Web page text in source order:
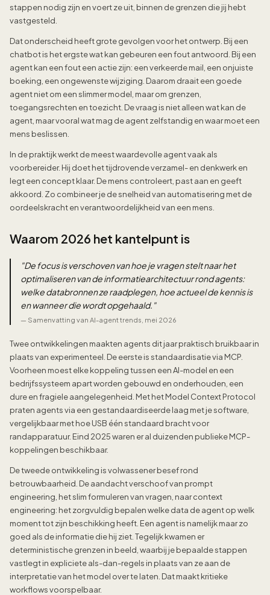
stappen nodig zijn en voert ze uit, binnen de grenzen die jij hebt
vastgesteld.
Dat onderscheid heeft grote gevolgen voor het ontwerp. Bij een
chatbot is het ergste wat kan gebeuren een fout antwoord. Bij een
agent kan een fout een actie zijn: een verkeerde mail, een onjuiste
boeking, een ongewenste wijziging. Daarom draait een goede
agent niet om een slimmer model, maar om grenzen,
toegangsrechten en toezicht. De vraag is niet alleen wat kan de
agent, maar vooral wat mag de agent zelfstandig en waar moet een
mens beslissen.
In de praktijk werkt de meest waardevolle agent vaak als
voorbereider. Hij doet het tijdrovende verzamel- en denkwerk en
legt een concept klaar. De mens controleert, past aan en geeft
akkoord. Zo combineer je de snelheid van automatisering met de
oordeelskracht en verantwoordelijkheid van een mens.
Waarom 2026 het kantelpunt is
"De focus is verschoven van hoe je vragen stelt naar het
optimaliseren van de informatiearchitectuur rond agents:
welke databronnen ze raadplegen, hoe actueel de kennis is
en wanneer die wordt opgehaald. "
— Samenvatting van AI-agent trends, mei 2026
Twee ontwikkelingen maakten agents dit jaar praktisch bruikbaar in
plaats van experimenteel. De eerste is standaardisatie via MCP.
Voorheen moest elke koppeling tussen een AI-model en een
bedrijfssysteem apart worden gebouwd en onderhouden, een
dure en fragiele aangelegenheid. Met het Model Context Protocol
praten agents via een gestandaardiseerde laag met je software,
vergelijkbaar met hoe USB één standaard bracht voor
randapparatuur. Eind 2025 waren er al duizenden publieke MCP-
koppelingen beschikbaar.
De tweede ontwikkeling is volwassener besef rond
betrouwbaarheid. De aandacht verschoof van prompt
engineering, het slim formuleren van vragen, naar context
engineering: het zorgvuldig bepalen welke data de agent op welk
moment tot zijn beschikking heeft. Een agent is namelijk maar zo
goed als de informatie die hij ziet. Tegelijk kwamen er
deterministische grenzen in beeld, waarbij je bepaalde stappen
vastlegt in expliciete als-dan-regels in plaats van ze aan de
interpretatie van het model over te laten. Dat maakt kritieke
workflows voorspelbaar.